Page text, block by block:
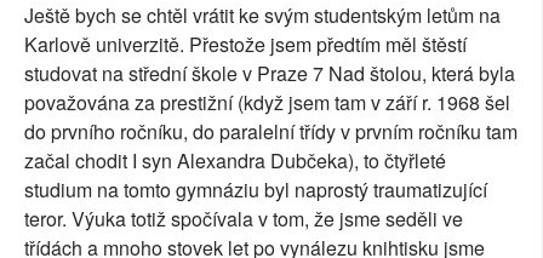
Ještě bych se chtěl vrátit ke svým studentským letům na
Karlově univerzitě. Přestože jsem předtím měl štěstí
studovat na střední škole v Praze 7 Nad štolou, která byla
považována za prestižní (když jsem tam v září r. 1968 šel
do prvního ročníku, do paralelní třídy v prvním ročníku tam
začal chodit I syn Alexandra Dubčeka), to čtyřleté
studium na tomto gymnáziu byl naprostý traumatizující
teror. Výuka totiž spočívala v tom, že jsme seděli ve
třídách a mnoho stovek let po vynálezu knihtisku jsme